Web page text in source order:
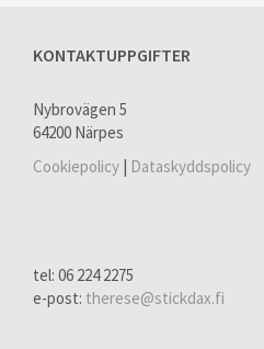
KONTAKTUPPGIFTER
Nybrovägen 5
64200 Närpes
Cookiepolicy | Dataskyddspolicy
tel: 06 224 2275
e-post: therese@stickdax.fi